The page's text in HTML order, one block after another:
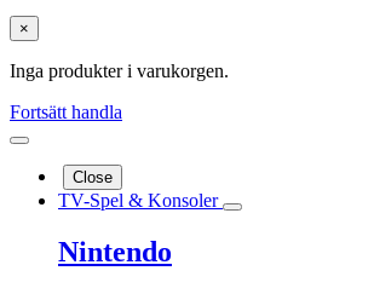
×
Inga produkter i varukorgen.
Fortsätt handla
Close
TV-Spel & Konsoler
Nintendo